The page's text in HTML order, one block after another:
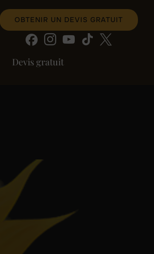
OBTENIR UN DEVIS GRATUIT
Devis gratuit